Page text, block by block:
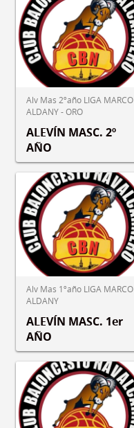
Alv Mas 2ºaño LIGA MARCO
ALDANY - ORO
ALEVÍN MASC. 2º
AÑO
Alv Mas 1ºaño LIGA MARCO
ALDANY
ALEVÍN MASC. 1er
AÑO